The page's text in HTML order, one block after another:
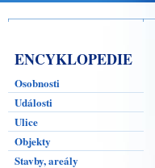
ENCYKLOPEDIE
Osobnosti
Události
Ulice
Objekty
Stavby, areály